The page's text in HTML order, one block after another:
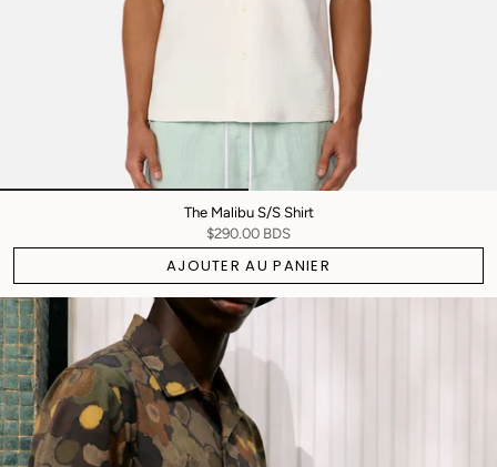
The Malibu S/S Shirt
$290.00 BDS
AJOUTER AU PANIER